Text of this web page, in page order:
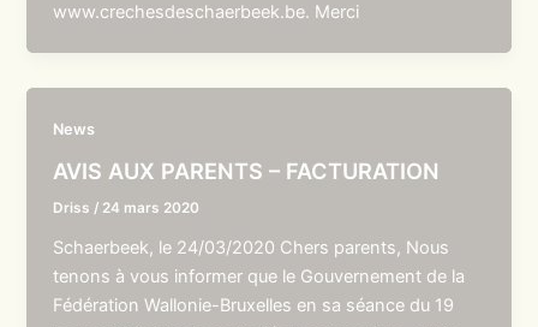
www.crechesdeschaerbeek.be. Merci
News
AVIS AUX PARENTS – FACTURATION
Driss / 24 mars 2020
Schaerbeek, le 24/03/2020 Chers parents, Nous
tenons à vous informer que le Gouvernement de la
Fédération Wallonie-Bruxelles en sa séance du 19